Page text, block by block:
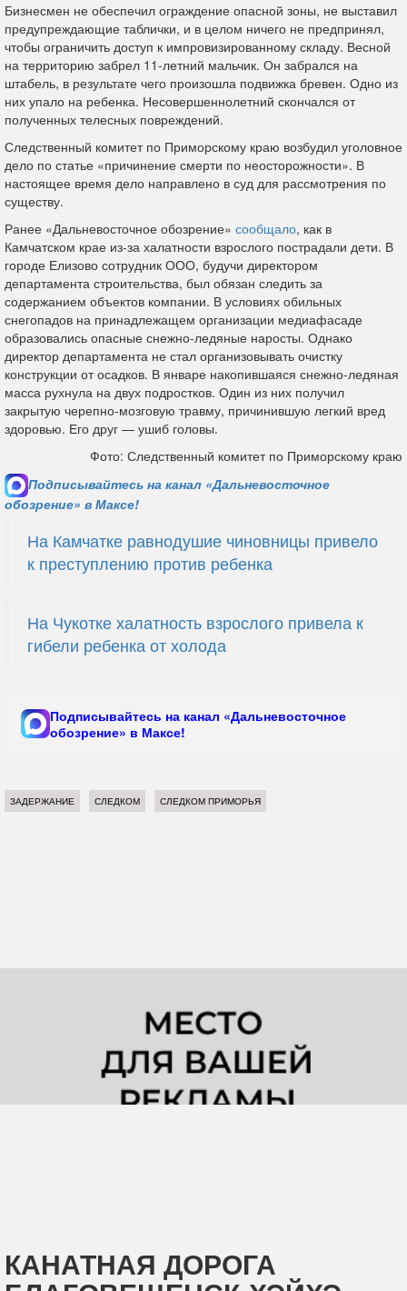
Бизнесмен не обеспечил ограждение опасной зоны, не выставил
предупреждающие таблички, и в целом ничего не предпринял,
чтобы ограничить доступ к импровизированному складу. Весной
на территорию забрел 11-летний мальчик. Он забрался на
штабель, в результате чего произошла подвижка бревен. Одно из
них упало на ребенка. Несовершеннолетний скончался от
полученных телесных повреждений.
Следственный комитет по Приморскому краю возбудил уголовное
дело по статье «причинение смерти по неосторожности». В
настоящее время дело направлено в суд для рассмотрения по
существу.
Ранее «Дальневосточное обозрение» сообщало, как в
Камчатском крае из-за халатности взрослого пострадали дети. В
городе Елизово сотрудник ООО, будучи директором
департамента строительства, был обязан следить за
содержанием объектов компании. В условиях обильных
снегопадов на принадлежащем организации медиафасаде
образовались опасные снежно-ледяные наросты. Однако
директор департамента не стал организовывать очистку
конструкции от осадков. В январе накопившаяся снежно-ледяная
масса рухнула на двух подростков. Один из них получил
закрытую черепно-мозговую травму, причинившую легкий вред
здоровью. Его друг — ушиб головы.
Фото: Следственный комитет по Приморскому краю
Подписывайтесь на канал «Дальневосточное
обозрение» в Максе!
На Камчатке равнодушие чиновницы привело
к преступлению против ребенка
На Чукотке халатность взрослого привела к
гибели ребенка от холода
Подписывайтесь на канал «Дальневосточное
обозрение» в Максе!
ЗАДЕРЖАНИЕ СЛЕДКОМ СЛЕДКОМ ПРИМОРЬЯ
КАНАТНАЯ ДОРОГА